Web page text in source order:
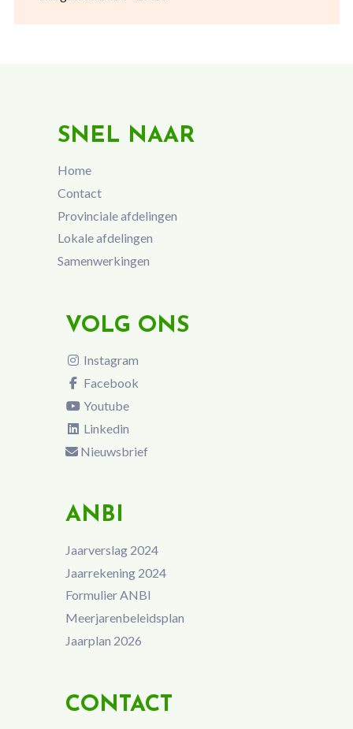
SNEL NAAR
Home
Contact
Provinciale afdelingen
Lokale afdelingen
Samenwerkingen
VOLG ONS
Instagram
Facebook
Youtube
Linkedin
Nieuwsbrief
ANBI
Jaarverslag 2024
Jaarrekening 2024
Formulier ANBI
Meerjarenbeleidsplan
Jaarplan 2026
CONTACT